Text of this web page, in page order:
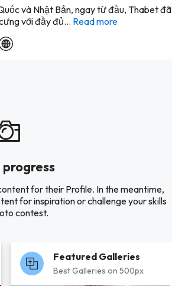
và Nhật Bản, ngay từ đầu, Thabet đã
với đầy đủ... Read more
progress
for their Profile. In the meantime,
for inspiration or challenge your skills
contest.
Featured Galleries
Best Galleries on 500px